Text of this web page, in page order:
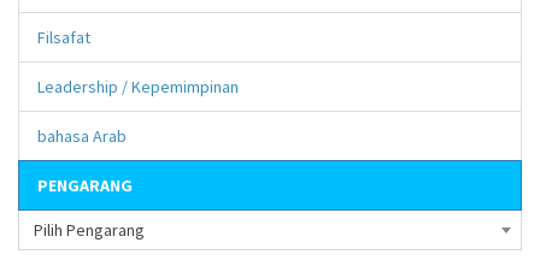
Filsafat
Leadership / Kepemimpinan
bahasa Arab
PENGARANG
Pilih Pengarang